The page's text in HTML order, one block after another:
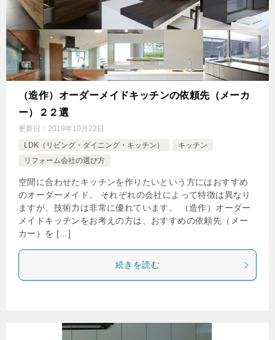
（造作）オーダーメイドキッチンの依頼先（メーカ
ー）２２選
更新日： 2019年10月22日
LDK（リビング・ダイニング・キッチン）
キッチン
リフォーム会社の選び方
空間に合わせたキッチンを作りたいという方にはおすすめ
のオーダーメイド。 それぞれの会社によって特徴は異なり
ますが、技術力は非常に優れています。 （造作）オーダー
メイドキッチンをお考えの方は、おすすめの依頼先（メー
カー）を […]
続きを読む